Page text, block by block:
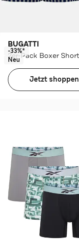
BUGATTI
-33%*
Neu
Jetzt shoppen